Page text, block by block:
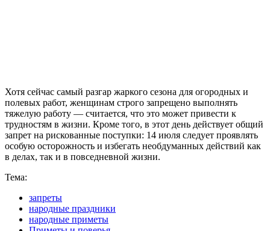
Хотя сейчас самый разгар жаркого сезона для огородных и
полевых работ, женщинам строго запрещено выполнять
тяжелую работу — считается, что это может привести к
трудностям в жизни. Кроме того, в этот день действует общий
запрет на рискованные поступки: 14 июля следует проявлять
особую осторожность и избегать необдуманных действий как
в делах, так и в повседневной жизни.
Тема:
запреты
народные праздники
народные приметы